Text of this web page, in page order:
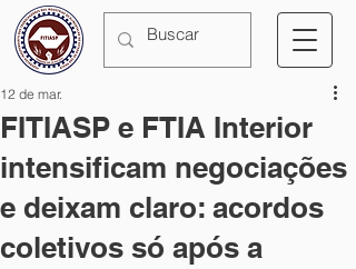
FITIASP e FTIA Interior
intensificam negociações
e deixam claro: acordos
coletivos só após a
12 de mar.